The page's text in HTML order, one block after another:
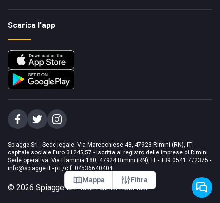
Mappa Filtra
Scarica l'app
Spiagge Srl - Sede legale: Via Marecchiese 48, 47923 Rimini (RN), IT -
capitale sociale Euro 31245,57 - Iscritta al registro delle imprese di Rimini
Sede operativa: Via Flaminia 180, 47924 Rimini (RN), IT - +39 0541 772375 -
info@spiagge.it - p.i./c.f. 04536640404
© 2026 Spiagge Srl. Tutti i diritti riservati.